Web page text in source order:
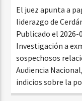
El juez apunta a
liderazgo de
Publicado el 2026-
Investigación a
sospechosos
Audiencia
indicios sobre la